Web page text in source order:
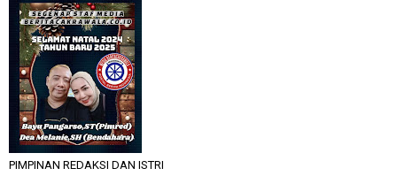
PIMPINAN REDAKSI DAN ISTRI